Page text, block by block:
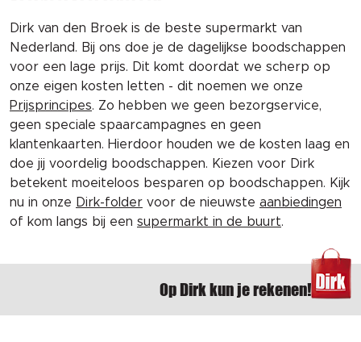
Dirk van den Broek is de beste supermarkt van
Nederland. Bij ons doe je de dagelijkse boodschappen
voor een lage prijs. Dit komt doordat we scherp op
onze eigen kosten letten - dit noemen we onze
Prijsprincipes. Zo hebben we geen bezorgservice,
geen speciale spaarcampagnes en geen
klantenkaarten. Hierdoor houden we de kosten laag en
doe jij voordelig boodschappen. Kiezen voor Dirk
betekent moeiteloos besparen op boodschappen. Kijk
nu in onze Dirk-folder voor de nieuwste aanbiedingen
of kom langs bij een supermarkt in de buurt.
Op Dirk kun je rekenen!